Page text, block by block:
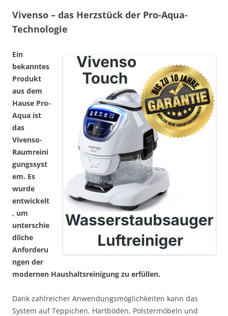
Vivenso – das Herzstück der Pro-Aqua-
Technologie
Ein
bekanntes
Produkt
aus dem
Hause Pro-
Aqua ist
das
Vivenso-
Raumreini
gungssyst
em. Es
wurde
entwickelt
, um
unterschie
dliche
Anforderu
ngen der
modernen Haushaltsreinigung zu erfüllen.
Dank zahlreicher Anwendungsmöglichkeiten kann das
System auf Teppichen, Hartböden, Polstermöbeln und